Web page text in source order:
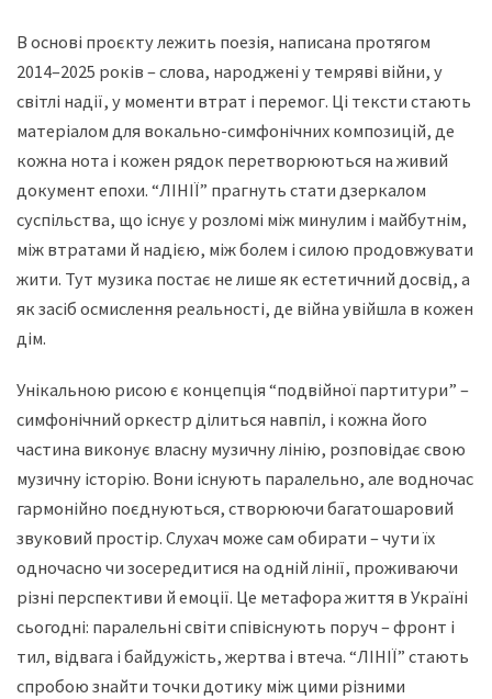
В основі проєкту лежить поезія, написана протягом
2014–2025 років – слова, народжені у темряві війни, у
світлі надії, у моменти втрат і перемог. Ці тексти стають
матеріалом для вокально-симфонічних композицій, де
кожна нота і кожен рядок перетворюються на живий
документ епохи. “ЛІНІЇ” прагнуть стати дзеркалом
суспільства, що існує у розломі між минулим і майбутнім,
між втратами й надією, між болем і силою продовжувати
жити. Тут музика постає не лише як естетичний досвід, а
як засіб осмислення реальності, де війна увійшла в кожен
дім.
Унікальною рисою є концепція “подвійної партитури” –
симфонічний оркестр ділиться навпіл, і кожна його
частина виконує власну музичну лінію, розповідає свою
музичну історію. Вони існують паралельно, але водночас
гармонійно поєднуються, створюючи багатошаровий
звуковий простір. Слухач може сам обирати – чути їх
одночасно чи зосередитися на одній лінії, проживаючи
різні перспективи й емоції. Це метафора життя в Україні
сьогодні: паралельні світи співіснують поруч – фронт і
тил, відвага і байдужість, жертва і втеча. “ЛІНІЇ” стають
спробою знайти точки дотику між цими різними